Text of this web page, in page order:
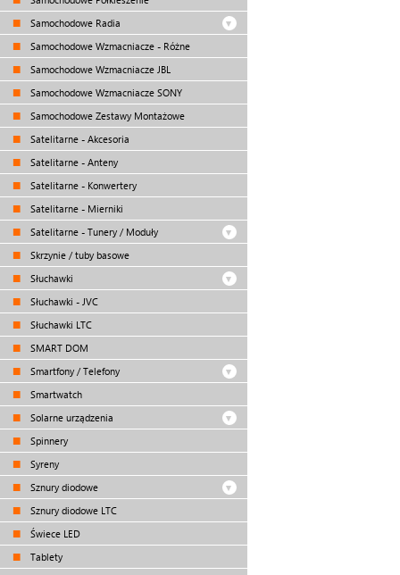
Samochodowe Radia
Samochodowe Wzmacniacze - Różne
Samochodowe Wzmacniacze JBL
Samochodowe Wzmacniacze SONY
Samochodowe Zestawy Montażowe
Satelitarne - Akcesoria
Satelitarne - Anteny
Satelitarne - Konwertery
Satelitarne - Mierniki
Satelitarne - Tunery / Moduły
Skrzynie / tuby basowe
Słuchawki
Słuchawki - JVC
Słuchawki LTC
SMART DOM
Smartfony / Telefony
Smartwatch
Solarne urządzenia
Spinnery
Syreny
Sznury diodowe
Sznury diodowe LTC
Świece LED
Tablety